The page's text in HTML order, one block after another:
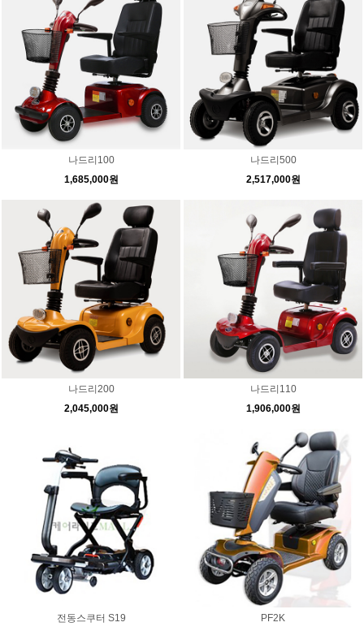
나드리100
1,685,000원
나드리500
2,517,000원
나드리200
2,045,000원
나드리110
1,906,000원
전동스쿠터 S19
PF2K